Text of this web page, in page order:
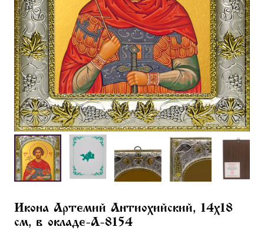
Икона Артемий Антиохийский, 14х18
см, в окладе-A-8154